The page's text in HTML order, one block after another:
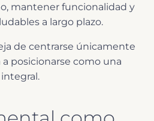
mantener funcionalidad y
a largo plazo.
de centrarse únicamente
posicionarse como una